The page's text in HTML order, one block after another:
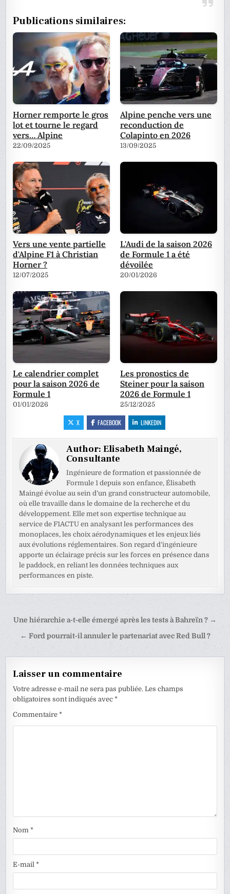
Publications similaires:
Horner remporte le gros
lot et tourne le regard
vers… Alpine
22/09/2025
Alpine penche vers une
reconduction de
Colapinto en 2026
13/09/2025
Vers une vente partielle
d'Alpine F1 à Christian
Horner ?
12/07/2025
L'Audi de la saison 2026
de Formule 1 a été
dévoilée
20/01/2026
Le calendrier complet
pour la saison 2026 de
Formule 1
01/01/2026
Les pronostics de
Steiner pour la saison
2026 de Formule 1
25/12/2025
X FACEBOOK LINKEDIN
Author:Elisabeth Maingé,
Consultante
Ingénieure de formation et passionnée de
Formule 1 depuis son enfance, Élisabeth
Maingé évolue au sein d’un grand constructeur automobile,
où elle travaille dans le domaine de la recherche et du
développement. Elle met son expertise technique au
service de F1ACTU en analysant les performances des
monoplaces, les choix aérodynamiques et les enjeux liés
aux évolutions réglementaires. Son regard d’ingénieure
apporte un éclairage précis sur les forces en présence dans
le paddock, en reliant les données techniques aux
performances en piste.
Navigation
Une hiérarchie a-t-elle émergé après les tests à Bahreïn ? →
← Ford pourrait-il annuler le partenariat avec Red Bull ?
Laisser un commentaire
Votre adresse e-mail ne sera pas publiée. Les champs
obligatoires sont indiqués avec*
Commentaire*
Nom*
E-mail*